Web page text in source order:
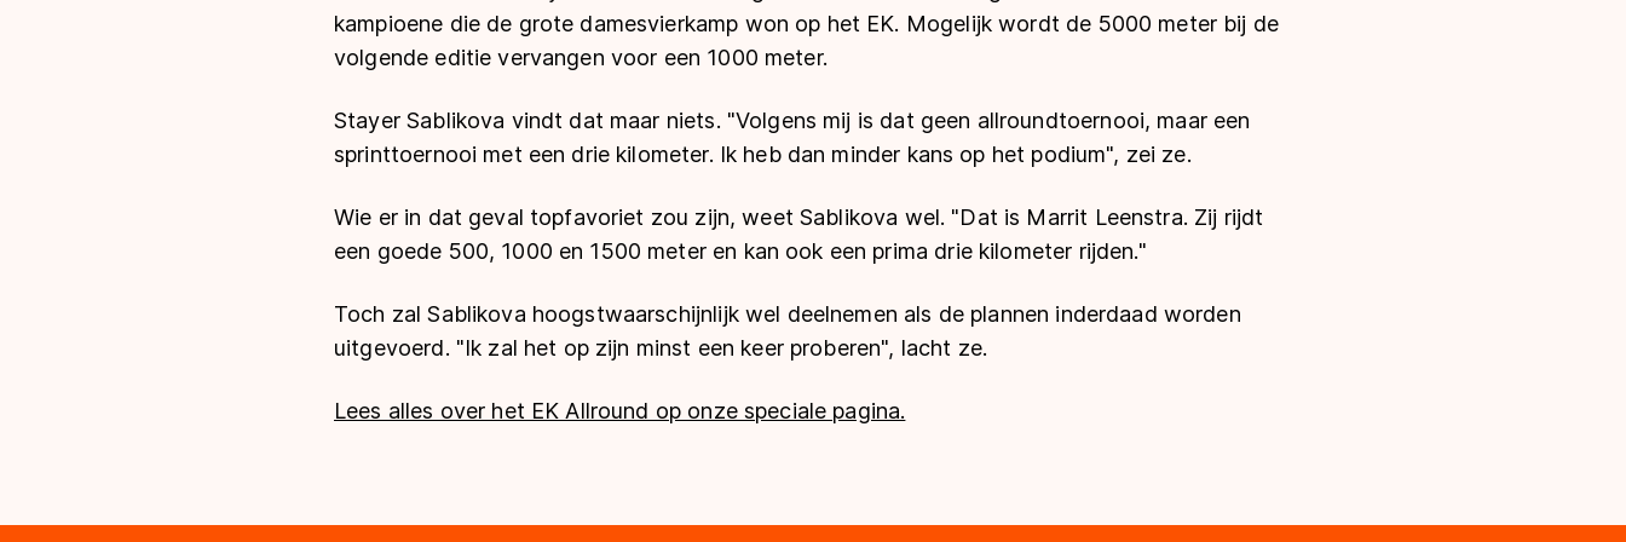
kampioene die de grote damesvierkamp won op het EK. Mogelijk wordt de 5000 meter bij de
volgende editie vervangen voor een 1000 meter.
Stayer Sablikova vindt dat maar niets. "Volgens mij is dat geen allroundtoernooi, maar een
sprinttoernooi met een drie kilometer. Ik heb dan minder kans op het podium", zei ze.
Wie er in dat geval topfavoriet zou zijn, weet Sablikova wel. "Dat is Marrit Leenstra. Zij rijdt
een goede 500, 1000 en 1500 meter en kan ook een prima drie kilometer rijden."
Toch zal Sablikova hoogstwaarschijnlijk wel deelnemen als de plannen inderdaad worden
uitgevoerd. "Ik zal het op zijn minst een keer proberen", lacht ze.
Lees alles over het EK Allround op onze speciale pagina.